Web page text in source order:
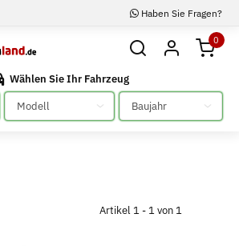
Haben Sie Fragen?
0
Wählen Sie Ihr Fahrzeug
Bitte auswählen Bitte auswählen
Artikel 1 - 1 von 1